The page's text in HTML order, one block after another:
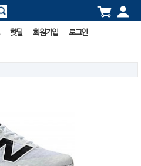
핫딜 회원가입 로그인